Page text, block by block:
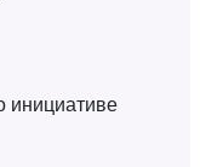
инициативе